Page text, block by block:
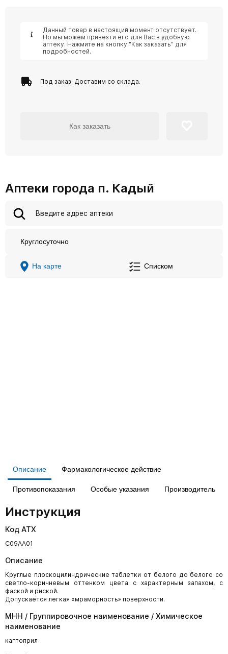
Данный товар в настоящий момент отсутствует.
Но мы можем привезти его для Вас в удобную
аптеку. Нажмите на кнопку "Как заказать" для
подробностей.
Под заказ. Доставим со склада.
Как заказать
Аптеки города п. Кадый
Круглосуточно
На карте Списком
Описание Фармакологическое действие
Противопоказания Особые указания Производитель
Инструкция
Код АТХ
С09АА01
Описание
Круглые плоскоцилиндрические таблетки от белого до белого со
светло-коричневым оттенком цвета с характерным запахом, с
фаской и риской.
Допускается легкая «мраморность» поверхности.
МНН / Группировочное наименование / Химическое
наименование
каптоприл